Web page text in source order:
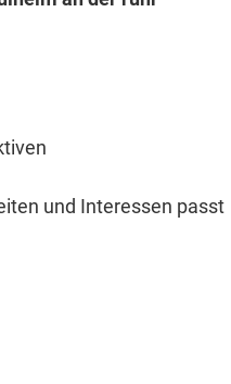
und Interessen passt